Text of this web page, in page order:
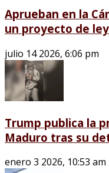
Aprueban en la
un proyecto de
julio 14 2026, 6:06 pm
Trump publica la
Maduro tras su
enero 3 2026, 10:53 am